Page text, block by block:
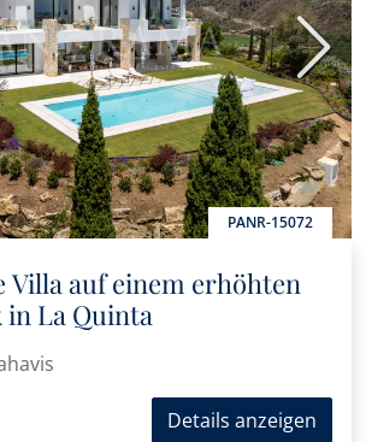
PANR-15072
Villa auf einem erhöhten
La Quinta
Details anzeigen